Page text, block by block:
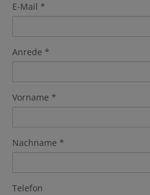
E-Mail
Anrede
Vorname
Nachname
Telefon